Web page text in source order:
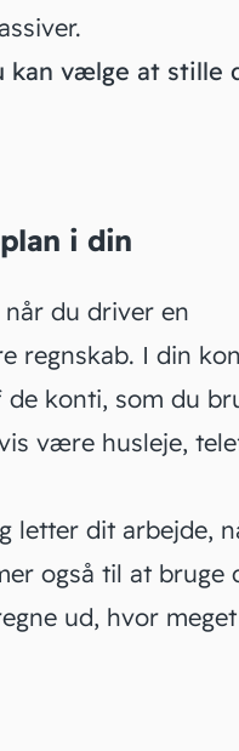
kan vælge at stille
i din
du driver en
regnskab. I din
konti, som du
være husleje,
letter dit arbejde,
også til at bruge
ud, hvor